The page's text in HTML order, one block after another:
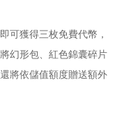
獲得三枚免費代幣，
幻形包、紅色錦囊碎片
將依儲值額度贈送額外